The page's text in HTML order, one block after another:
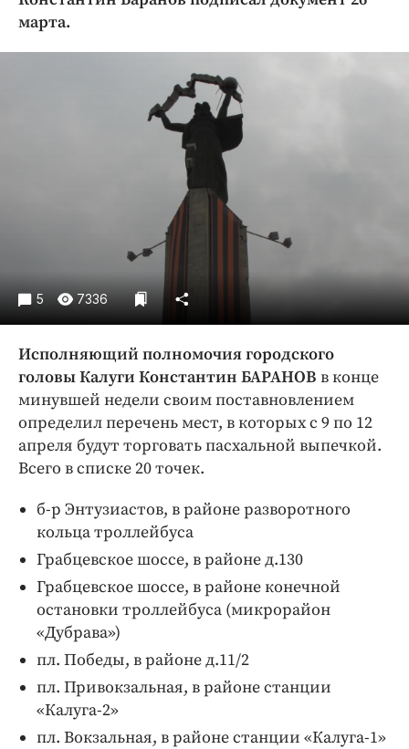
Экономика и бизнес
ПРОЕКТЫ
Издания
Медиаперсона
Интересное чтиво
Клиника года
Бренд года
марта.
5 7336
Исполняющий полномочия городского
головы Калуги Константин БАРАНОВ в конце
минувшей недели своим поставновлением
определил перечень мест, в которых с 9 по 12
апреля будут торговать пасхальной выпечкой.
Всего в списке 20 точек.
б-р Энтузиастов, в районе разворотного
кольца троллейбуса
Грабцевское шоссе, в районе д.130
Грабцевское шоссе, в районе конечной
остановки троллейбуса (микрорайон
«Дубрава»)
пл. Победы, в районе д.11/2
пл. Привокзальная, в районе станции
«Калуга-2»
пл. Вокзальная, в районе станции «Калуга-1»